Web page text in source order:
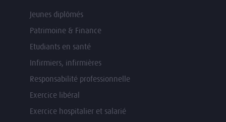
Jeunes diplômés
Patrimoine & Finance
Etudiants en santé
Infirmiers, infirmières
Responsabilité professionnelle
Exercice libéral
Exercice hospitalier et salarié